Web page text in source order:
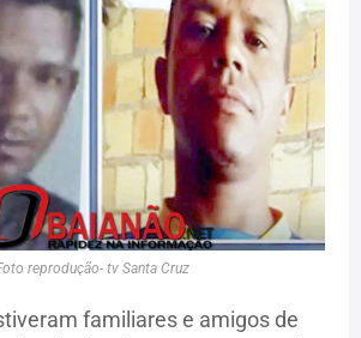
reprodução- tv Santa Cruz
familiares e amigos de